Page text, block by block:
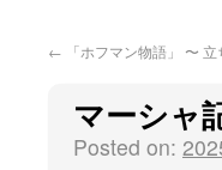
← 「ホフマン物語」 〜
マーシャ
Posted on: